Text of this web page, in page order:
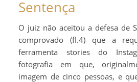
Sentença
O juiz não aceitou a defesa de
comprovado (fl.4) que a
ferramenta stories do
fotografia em que,
imagem de cinco pessoas, e